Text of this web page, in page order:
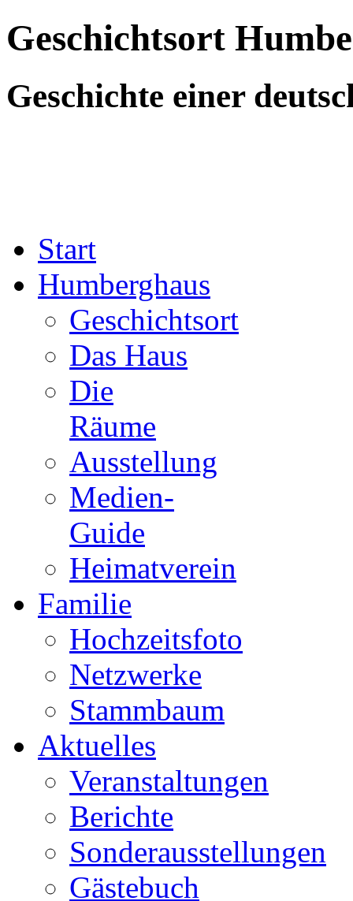
Geschichtsort
Geschichte einer
Start
Humberghaus
Geschichtsort
Das Haus
Die
Räume
Ausstellung
Medien-
Guide
Heimatverein
Familie
Hochzeitsfoto
Netzwerke
Stammbaum
Aktuelles
Veranstaltungen
Berichte
Sonderausstellungen
Gästebuch